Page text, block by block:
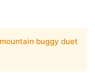
mountain buggy duet